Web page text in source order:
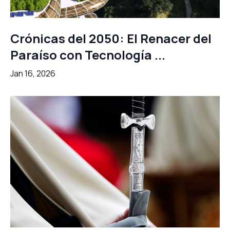
Crónicas del 2050: El Renacer del
Paraíso con Tecnología ...
Jan 16, 2026